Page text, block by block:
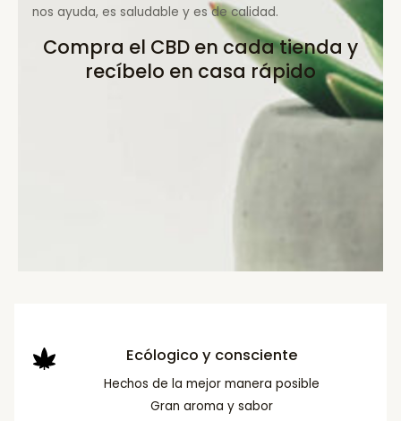
nos ayuda, es saludable y es de calidad.
Compra el CBD en cada tienda y
recíbelo en casa rápido
Ecólogico y consciente
Hechos de la mejor manera posible
Gran aroma y sabor